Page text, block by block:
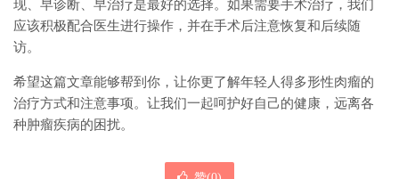
现、早诊断、早治疗是最好的选择。如果需要手术治疗，我们
应该积极配合医生进行操作，并在手术后注意恢复和后续随
访。
希望这篇文章能够帮到你，让你更了解年轻人得多形性肉瘤的
治疗方式和注意事项。让我们一起呵护好自己的健康，远离各
种肿瘤疾病的困扰。